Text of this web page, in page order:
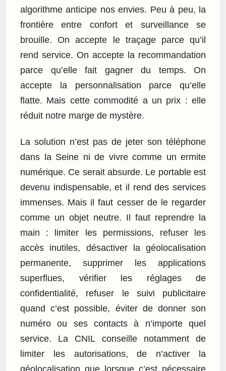
algorithme anticipe nos envies. Peu à peu, la
frontière entre confort et surveillance se
brouille. On accepte le traçage parce qu’il
rend service. On accepte la recommandation
parce qu’elle fait gagner du temps. On
accepte la personnalisation parce qu’elle
flatte. Mais cette commodité a un prix : elle
réduit notre marge de mystère.
La solution n’est pas de jeter son téléphone
dans la Seine ni de vivre comme un ermite
numérique. Ce serait absurde. Le portable est
devenu indispensable, et il rend des services
immenses. Mais il faut cesser de le regarder
comme un objet neutre. Il faut reprendre la
main : limiter les permissions, refuser les
accès inutiles, désactiver la géolocalisation
permanente, supprimer les applications
superflues, vérifier les réglages de
confidentialité, refuser le suivi publicitaire
quand c’est possible, éviter de donner son
numéro ou ses contacts à n’importe quel
service. La CNIL conseille notamment de
limiter les autorisations, de n’activer la